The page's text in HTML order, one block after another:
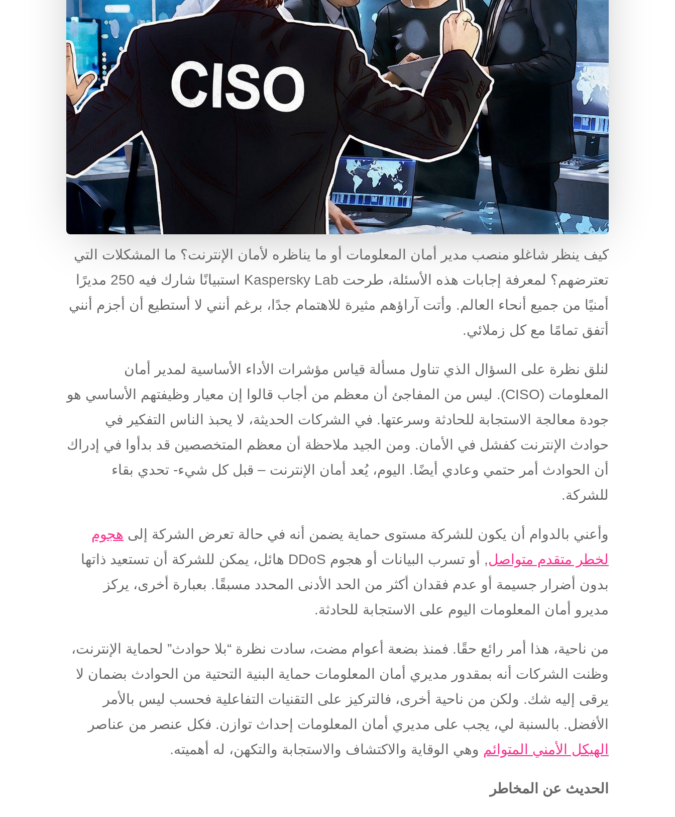
كيف ينظر شاغلو منصب مدير أمان المعلومات أو ما يناظره لأمان الإنترنت؟ ما المشكلات التي
تعترضهم؟ لمعرفة إجابات هذه الأسئلة، طرحت Kaspersky Lab استبيانًا شارك فيه 250 مديرًا
أمنيًا من جميع أنحاء العالم. وأتت آراؤهم مثيرة للاهتمام جدًا، برغم أنني لا أستطيع أن أجزم أنني
أتفق تمامًا مع كل زملائي.
لنلق نظرة على السؤال الذي تناول مسألة قياس مؤشرات الأداء الأساسية لمدير أمان
المعلومات (CISO). ليس من المفاجئ أن معظم من أجاب قالوا إن معيار وظيفتهم الأساسي هو
جودة معالجة الاستجابة للحادثة وسرعتها. في الشركات الحديثة، لا يحبذ الناس التفكير في
حوادث الإنترنت كفشل في الأمان. ومن الجيد ملاحظة أن معظم المتخصصين قد بدأوا في إدراك
أن الحوادث أمر حتمي وعادي أيضًا. اليوم، يُعد أمان الإنترنت – قبل كل شيء- تحدي بقاء
للشركة.
وأعني بالدوام أن يكون للشركة مستوى حماية يضمن أنه في حالة تعرض الشركة إلى هجوم
لخطر متقدم متواصل
, أو تسرب البيانات أو هجوم DDoS هائل، يمكن للشركة أن تستعيد ذاتها
بدون أضرار جسيمة أو عدم فقدان أكثر من الحد الأدنى المحدد مسبقًا. بعبارة أخرى، يركز
مديرو أمان المعلومات اليوم على الاستجابة للحادثة.
من ناحية، هذا أمر رائع حقًا. فمنذ بضعة أعوام مضت، سادت نظرة “بلا حوادث” لحماية الإنترنت،
وظنت الشركات أنه بمقدور مديري أمان المعلومات حماية البنية التحتية من الحوادث بضمان لا
يرقى إليه شك. ولكن من ناحية أخرى، فالتركيز على التقنيات التفاعلية فحسب ليس بالأمر
الأفضل. بالسنبة لي، يجب على مديري أمان المعلومات إحداث توازن. فكل عنصر من عناصر
الهيكل الأمني المتوائم وهي الوقاية والاكتشاف والاستجابة والتكهن، له أهميته.
الحديث عن المخاطر